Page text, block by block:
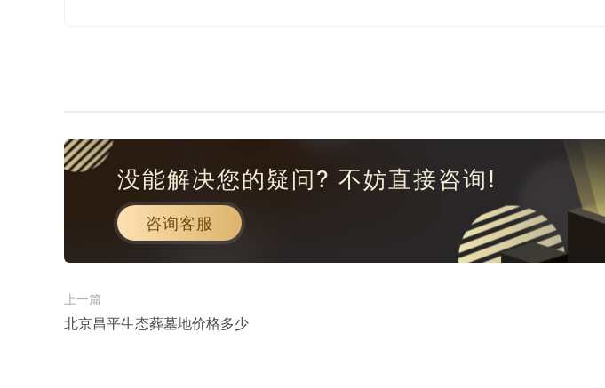
没能解决您的疑问? 不妨直接咨询!
咨询客服
上一篇
北京昌平生态葬墓地价格多少